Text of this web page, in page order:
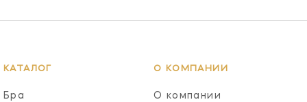
КАТАЛОГ
Бра
О КОМПАНИИ
О компании